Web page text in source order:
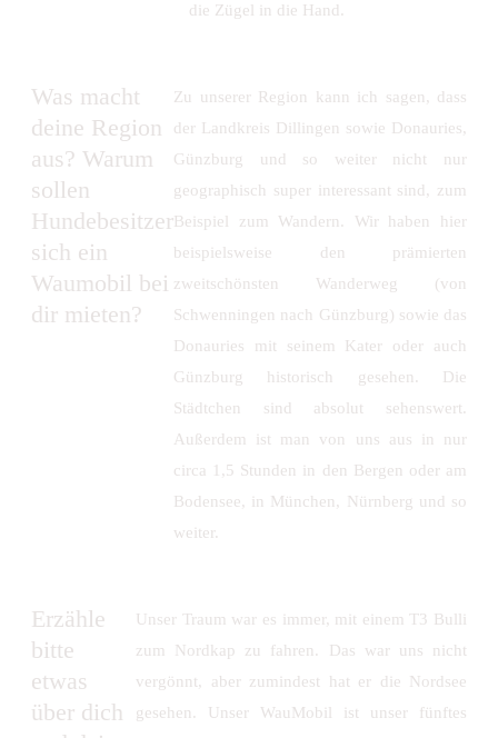
die Zügel in die Hand.
Was macht
deine Region
aus? Warum
sollen
Hundebesitzer
sich ein
Waumobil bei
dir mieten?
Zu unserer Region kann ich sagen, dass
der Landkreis Dillingen sowie Donauries,
Günzburg und so weiter nicht nur
geographisch super interessant sind, zum
Beispiel zum Wandern. Wir haben hier
beispielsweise den prämierten
zweitschönsten Wanderweg (von
Schwenningen nach Günzburg) sowie das
Donauries mit seinem Kater oder auch
Günzburg historisch gesehen. Die
Städtchen sind absolut sehenswert.
Außerdem ist man von uns aus in nur
circa 1,5 Stunden in den Bergen oder am
Bodensee, in München, Nürnberg und so
weiter.
Erzähle
bitte
etwas
über dich
Unser Traum war es immer, mit einem T3 Bulli
zum Nordkap zu fahren. Das war uns nicht
vergönnt, aber zumindest hat er die Nordsee
gesehen. Unser WauMobil ist unser fünftes